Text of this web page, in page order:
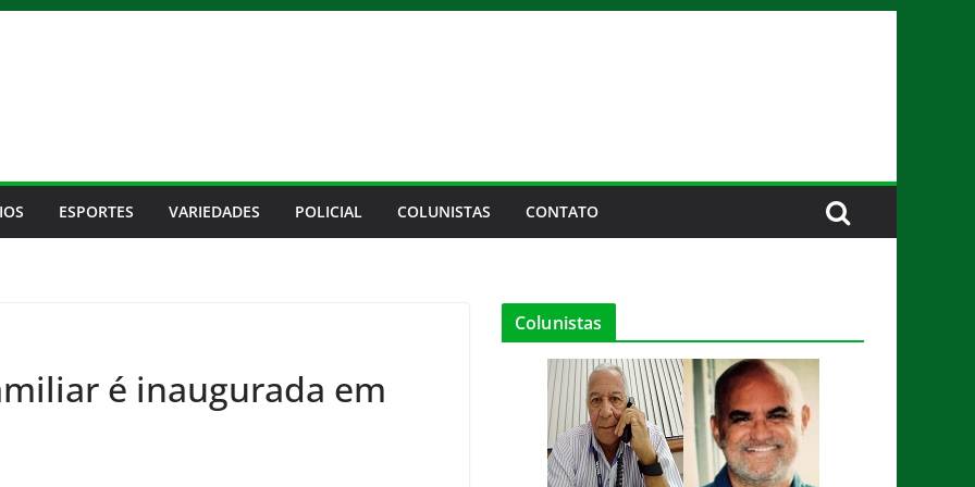
ESPORTES VARIEDADES POLICIAL COLUNISTAS CONTATO
é inaugurada em
Colunistas